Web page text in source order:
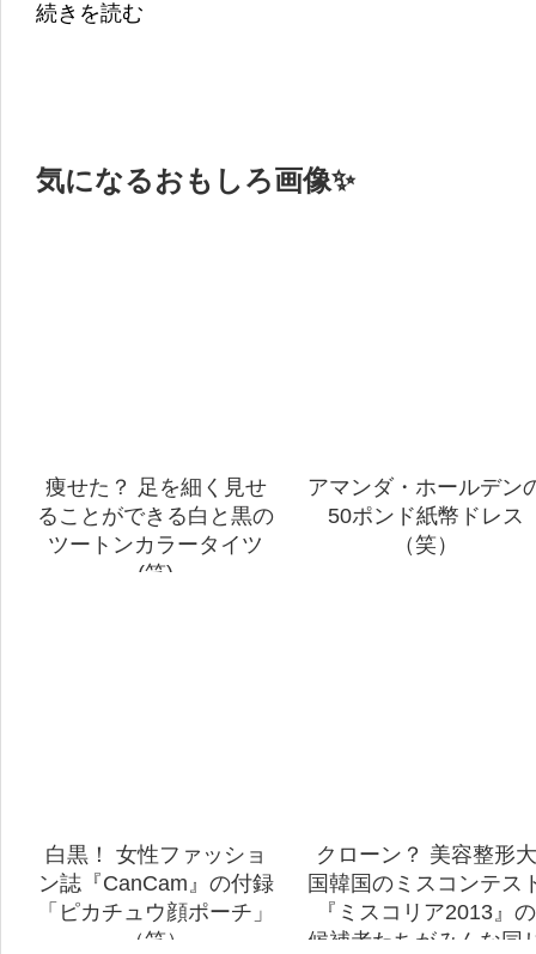
続きを読む
気になるおもしろ画像✨
痩せた？ 足を細く見せ
ることができる白と黒の
ツートンカラータイツ
(笑)
アマンダ・ホールデン
50ポンド紙幣ドレス
（笑）
白黒！ 女性ファッショ
ン誌『CanCam』の付録
「ピカチュウ顔ポーチ」
（笑）
クローン？ 美容整形大
国韓国のミスコンテス
『ミスコリア2013』の
候補者たちがみんな同